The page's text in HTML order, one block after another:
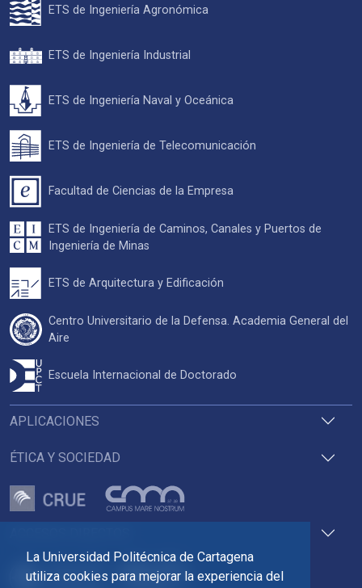
La Universidad Politécnica de Cartagena
utiliza cookies para mejorar la experiencia del
APLICACIONES
ÉTICA Y SOCIEDAD
ETS de Ingeniería Agronómica
ETS de Ingeniería Industrial
ETS de Ingeniería Naval y Oceánica
ETS de Ingeniería de Telecomunicación
Facultad de Ciencias de la Empresa
ETS de Ingeniería de Caminos, Canales y Puertos de
Ingeniería de Minas
ETS de Arquitectura y Edificación
Centro Universitario de la Defensa. Academia General del
Aire
Escuela Internacional de Doctorado